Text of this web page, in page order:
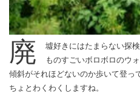
廃
墟好きにはたまらない探検
ものすごいボロボロのウ
傾斜がそれほどないのか歩いて登っ
ちょとわくわくしますね。